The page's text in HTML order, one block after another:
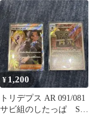
ドゲーム ST01
¥ 1,200
トリデプス AR 091/081
サビ組のしたっぱ SR